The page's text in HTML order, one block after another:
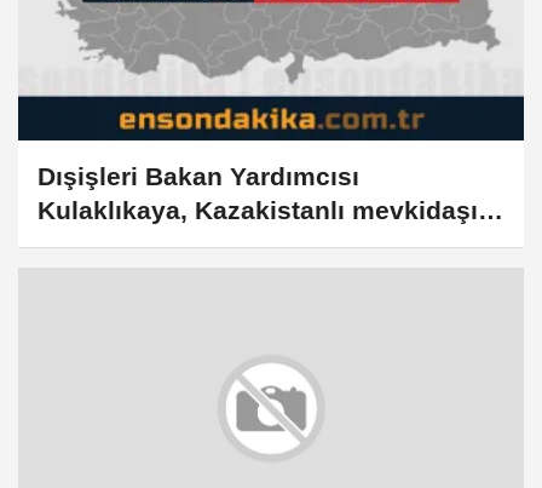
Dışişleri Bakan Yardımcısı
Kulaklıkaya, Kazakistanlı mevkidaşı
İsagaliyev ile görüştü